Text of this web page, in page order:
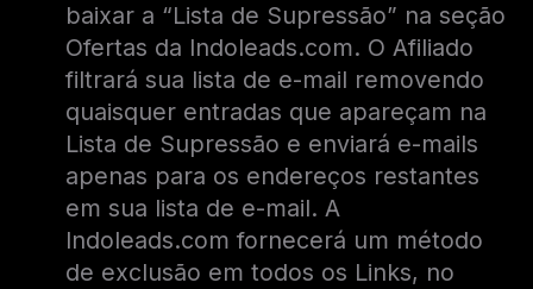
baixar a “Lista de Supressão” na seção
Ofertas da Indoleads.com. O Afiliado
filtrará sua lista de e-mail removendo
quaisquer entradas que apareçam na
Lista de Supressão e enviará e-mails
apenas para os endereços restantes
em sua lista de e-mail. A
Indoleads.com fornecerá um método
de exclusão em todos os Links, no